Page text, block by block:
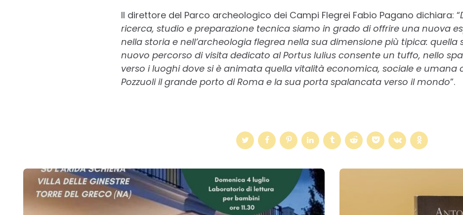
Il direttore del Parco archeologico dei Campi Flegrei Fabio Pagano dichiara: “
ricerca, studio e preparazione tecnica siamo in grado di offrire una nuova
nella storia e nell’archeologia flegrea nella sua dimensione più tipica: quella
nuovo percorso di visita dedicato al Portus Iulius consente un tuffo, nello
verso i luoghi dove si è animata quella vitalità economica, sociale e umana
Pozzuoli il grande porto di Roma e la sua porta spalancata verso il mondo”.
Post
navigation